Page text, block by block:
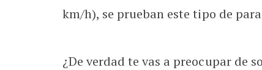
km/h), se prueban este tipo de
¿De verdad te vas a preocupar de